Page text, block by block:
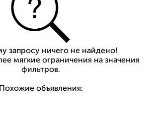
запросу ничего не найдено!
мягкие ограничения на значения
фильтров.
Похожие объявления: